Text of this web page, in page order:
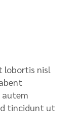
lobortis nisl
tincidunt ut